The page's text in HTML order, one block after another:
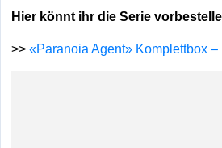
Hier könnt ihr die Serie
>> «Paranoia Agent» Komplettbox –